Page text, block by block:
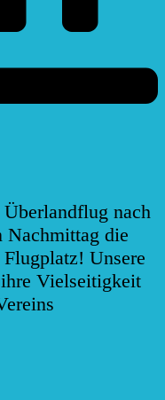
nach
Nachmittag die
Unsere
Vielseitigkeit